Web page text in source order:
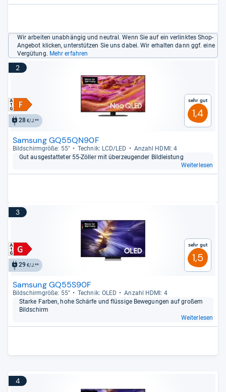
Wir arbeiten unabhängig und neutral. Wenn Sie auf ein verlinktes Shop-
Angebot klicken, unterstützen Sie uns dabei. Wir erhalten dann ggf. eine
Vergütung. Mehr erfahren
2
28€/J.**
Sehr gut
1,4
Samsung GQ55QN90F
Bild­schirm­größe: 55" Tech­nik: LCD/LED
Anzahl HDMI: 4
Gut aus­ge­stat­te­ter 55-​Zöl­ler mit über­zeu­gen­der Bild­leis­tung
Weiterlesen
3
29 €/J.**
Sehr gut
1,5
Samsung GQ55S90F
Bild­schirm­größe: 55" Tech­nik: OLED
Anzahl HDMI: 4
Starke Far­ben, hohe Schärfe und flüs­sige Bewe­gun­gen auf großem
Bild­schirm
Weiterlesen
4